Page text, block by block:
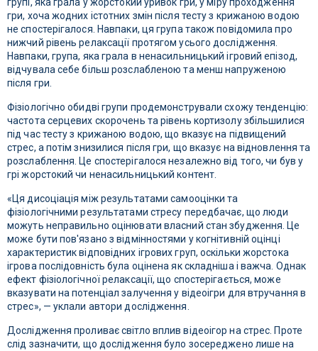
гри, хоча жодних істотних змін після тесту з крижаною водою
не спостерігалося. Навпаки, ця група також повідомила про
нижчий рівень релаксації протягом усього дослідження.
Навпаки, група, яка грала в ненасильницький ігровий епізод,
відчувала себе більш розслабленою та менш напруженою
після гри.
Фізіологічно обидві групи продемонстрували схожу тенденцію:
частота серцевих скорочень та рівень кортизолу збільшилися
під час тесту з крижаною водою, що вказує на підвищений
стрес, а потім знизилися після гри, що вказує на відновлення та
розслаблення. Це спостерігалося незалежно від того, чи був у
грі жорстокий чи ненасильницький контент.
«Ця дисоціація між результатами самооцінки та
фізіологічними результатами стресу передбачає, що люди
можуть неправильно оцінювати власний стан збудження. Це
може бути пов'язано з відмінностями у когнітивній оцінці
характеристик відповідних ігрових груп, оскільки жорстока
ігрова послідовність була оцінена як складніша і важча. Однак
ефект фізіологічної релаксації, що спостерігається, може
вказувати на потенціал залучення у відеоігри для втручання в
стрес», — уклали автори дослідження.
Дослідження проливає світло вплив відеоігор на стрес. Проте
слід зазначити, що дослідження було зосереджено лише на